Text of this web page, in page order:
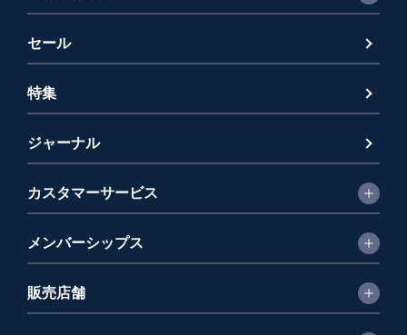
セール
特集
ジャーナル
カスタマーサービス
メンバーシップス
販売店舗